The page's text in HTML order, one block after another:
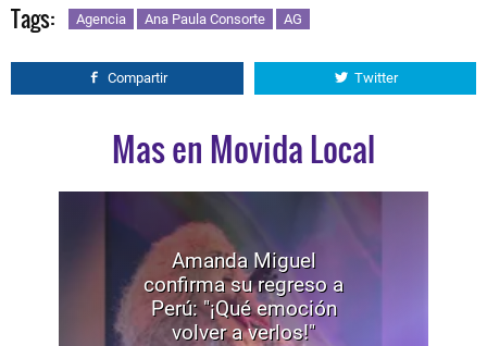
Tags: Agencia Ana Paula Consorte AG
Compartir Twitter
Mas en Movida Local
Amanda Miguel
confirma su regreso a
Perú: "¡Qué emoción
volver a verlos!"